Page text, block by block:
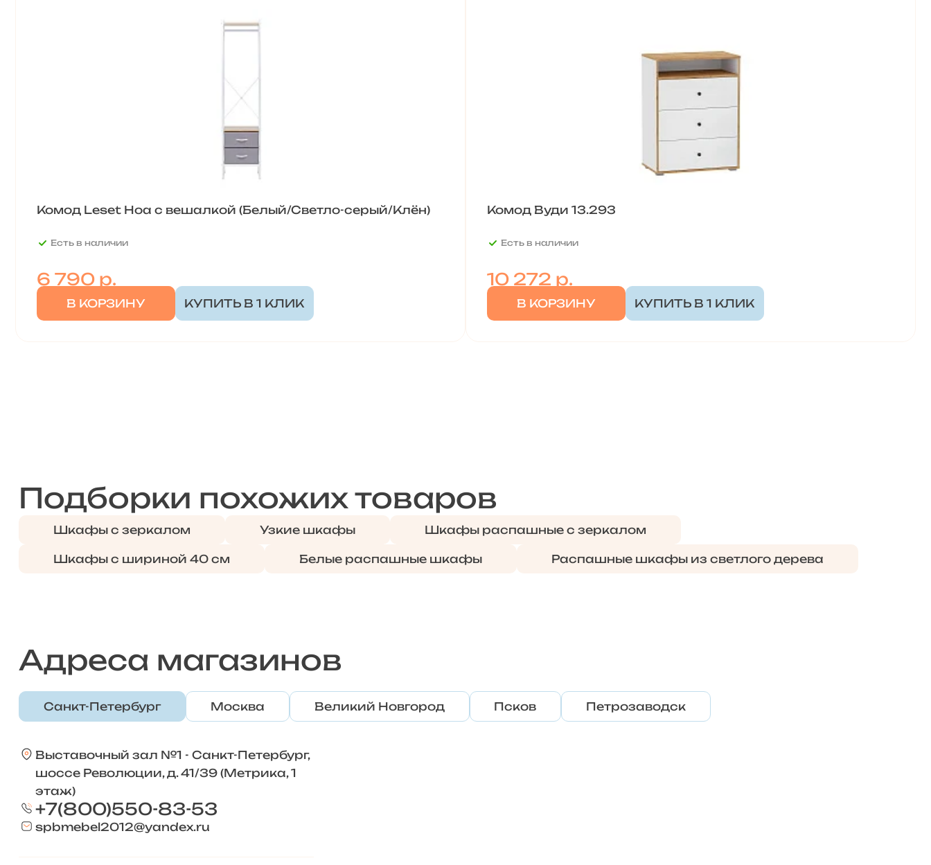
Комод Leset Ноа с вешалкой (Белый/Светло-серый/Клён)
Есть в наличии
6 790р.
В КОРЗИНУ КУПИТЬ В 1 КЛИК
Комод Вуди 13.293
Есть в наличии
10 272 р.
В КОРЗИНУ КУПИТЬ В 1 КЛИК
Подборки похожих товаров
Шкафы с зеркалом Узкие шкафы Шкафы распашные с зеркалом
Шкафы с шириной 40 см Белые распашные шкафы Распашные шкафы из светлого дерева
Адреса магазинов
Санкт-Петербург Москва Великий Новгород Псков Петрозаводск
Выставочный зал №1 - Санкт-Петербург,
шоссе Революции, д. 41/39 (Метрика, 1
этаж)
+7(800)550-83-53
spbmebel2012@yandex.ru